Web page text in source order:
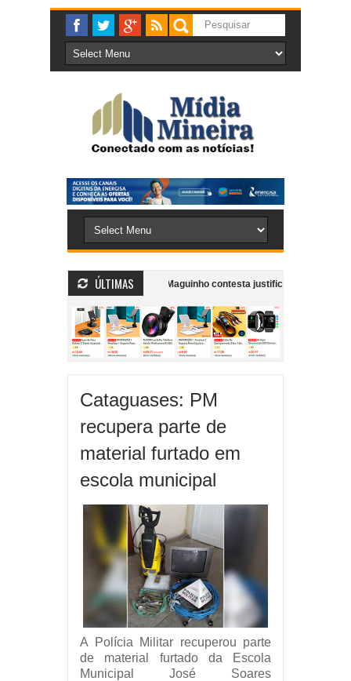
ÚLTIMAS
Vereador Maguinho contesta justificativa da
“Monumento em Movimento”: Grupo Girarte, Kaê Guajajara e artistas
Cataguases: PM
recupera parte de
material furtado em
escola municipal
A Polícia Militar recuperou parte
de material furtado da Escola
Municipal José Soares